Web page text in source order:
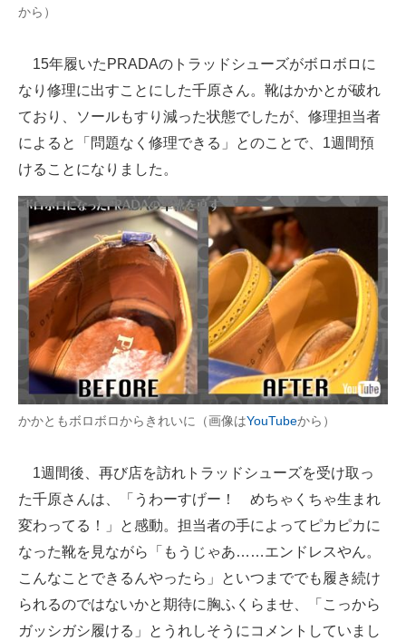
マーケ×ITの今がよく分かる
企業向けIT製品の総合サイト
製造業のIT導入・活用を支援
モノづくり技術者専門サイト
エレクトロニクス専門サイト
電子設計の基本と応用
エネルギーの専門メディア
建設×テクノロジーの最前線
ちょっと気になるネットの話題
から）
15年履いたPRADAのトラッドシューズがボロボロに
なり修理に出すことにした千原さん。靴はかかとが破れ
ており、ソールもすり減った状態でしたが、修理担当者
によると「問題なく修理できる」とのことで、1週間預
けることになりました。
かかともボロボロからきれいに（画像はYouTubeから）
1週間後、再び店を訪れトラッドシューズを受け取っ
た千原さんは、「うわーすげー！ めちゃくちゃ生まれ
変わってる！」と感動。担当者の手によってピカピカに
なった靴を見ながら「もうじゃあ……エンドレスやん。
こんなことできるんやったら」といつまででも履き続け
られるのではないかと期待に胸ふくらませ、「こっから
ガッシガシ履ける」とうれしそうにコメントしていまし